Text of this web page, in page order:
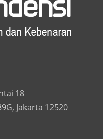
18
Jakarta 12520